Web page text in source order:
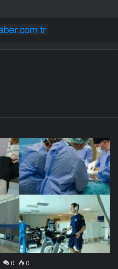
0 0